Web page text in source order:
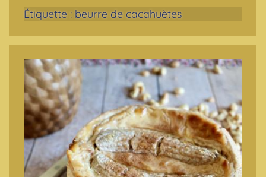
Étiquette : beurre de cacahuètes